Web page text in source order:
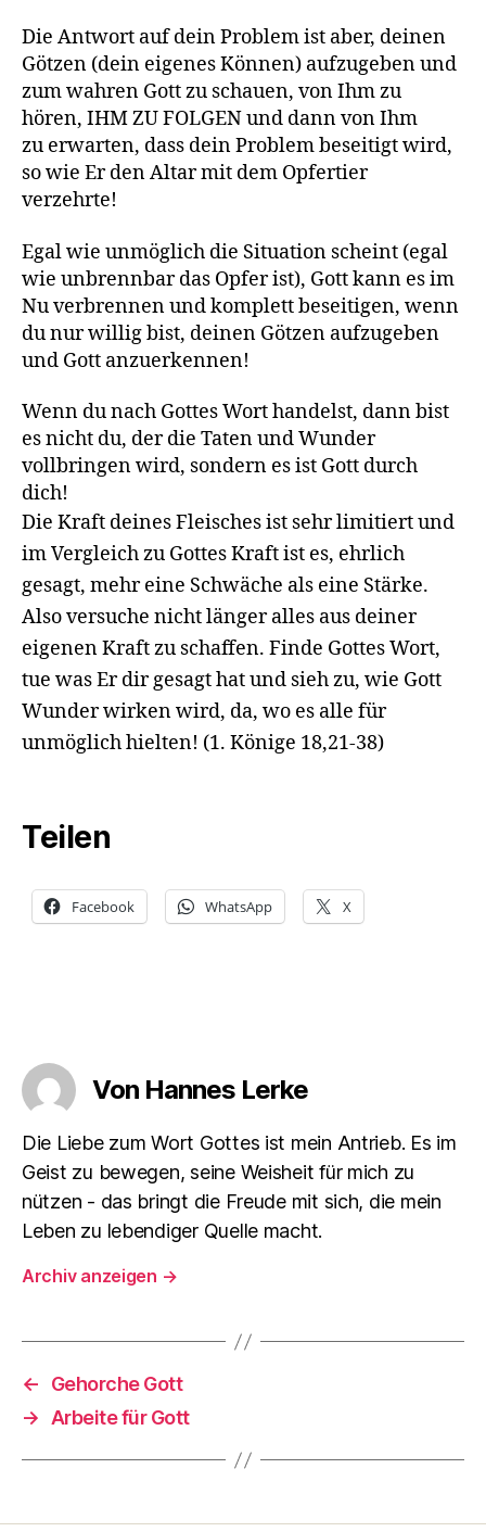
Die Antwort auf dein Problem ist aber, deinen
Götzen (dein eigenes Können) aufzugeben und
zum wahren Gott zu schauen, von Ihm zu
hören, IHM ZU FOLGEN und dann von Ihm
zu erwarten, dass dein Problem beseitigt wird,
so wie Er den Altar mit dem Opfertier
verzehrte!
Egal wie unmöglich die Situation scheint (egal
wie unbrennbar das Opfer ist), Gott kann es im
Nu verbrennen und komplett beseitigen, wenn
du nur willig bist, deinen Götzen aufzugeben
und Gott anzuerkennen!
Wenn du nach Gottes Wort handelst, dann bist
es nicht du, der die Taten und Wunder
vollbringen wird, sondern es ist Gott durch
dich!
Die Kraft deines Fleisches ist sehr limitiert und
im Vergleich zu Gottes Kraft ist es, ehrlich
gesagt, mehr eine Schwäche als eine Stärke.
Also versuche nicht länger alles aus deiner
eigenen Kraft zu schaffen. Finde Gottes Wort,
tue was Er dir gesagt hat und sieh zu, wie Gott
Wunder wirken wird, da, wo es alle für
unmöglich hielten! (1. Könige 18,21-38)
Teilen
Facebook WhatsApp X
Von Hannes Lerke
Die Liebe zum Wort Gottes ist mein Antrieb. Es im
Geist zu bewegen, seine Weisheit für mich zu
nützen - das bringt die Freude mit sich, die mein
Leben zu lebendiger Quelle macht.
Archiv anzeigen →
←
Gehorche Gott
→
Arbeite für Gott